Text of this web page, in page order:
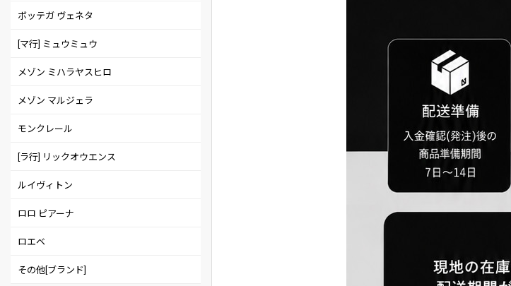
ボッテガ ヴェネタ
[マ行] ミュウミュウ
メゾン ミハラヤスヒロ
メゾン マルジェラ
モンクレール
[ラ行] リックオウエンス
ルイヴィトン
ロロ ピアーナ
ロエベ
その他[ブランド]